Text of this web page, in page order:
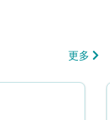
更多